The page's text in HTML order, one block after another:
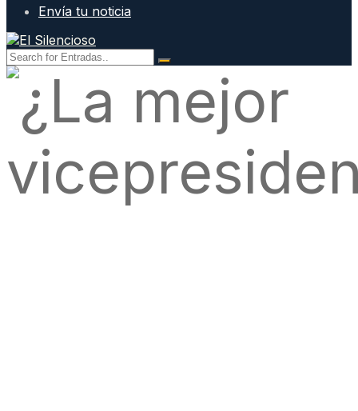
Envía tu noticia